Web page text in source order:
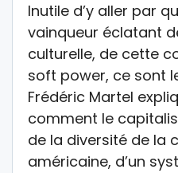
Inutile d’y aller par
vainqueur éclatant
culturelle, de cette
soft power, ce sont
Frédéric Martel
comment le
de la diversité de la
américaine, d’un